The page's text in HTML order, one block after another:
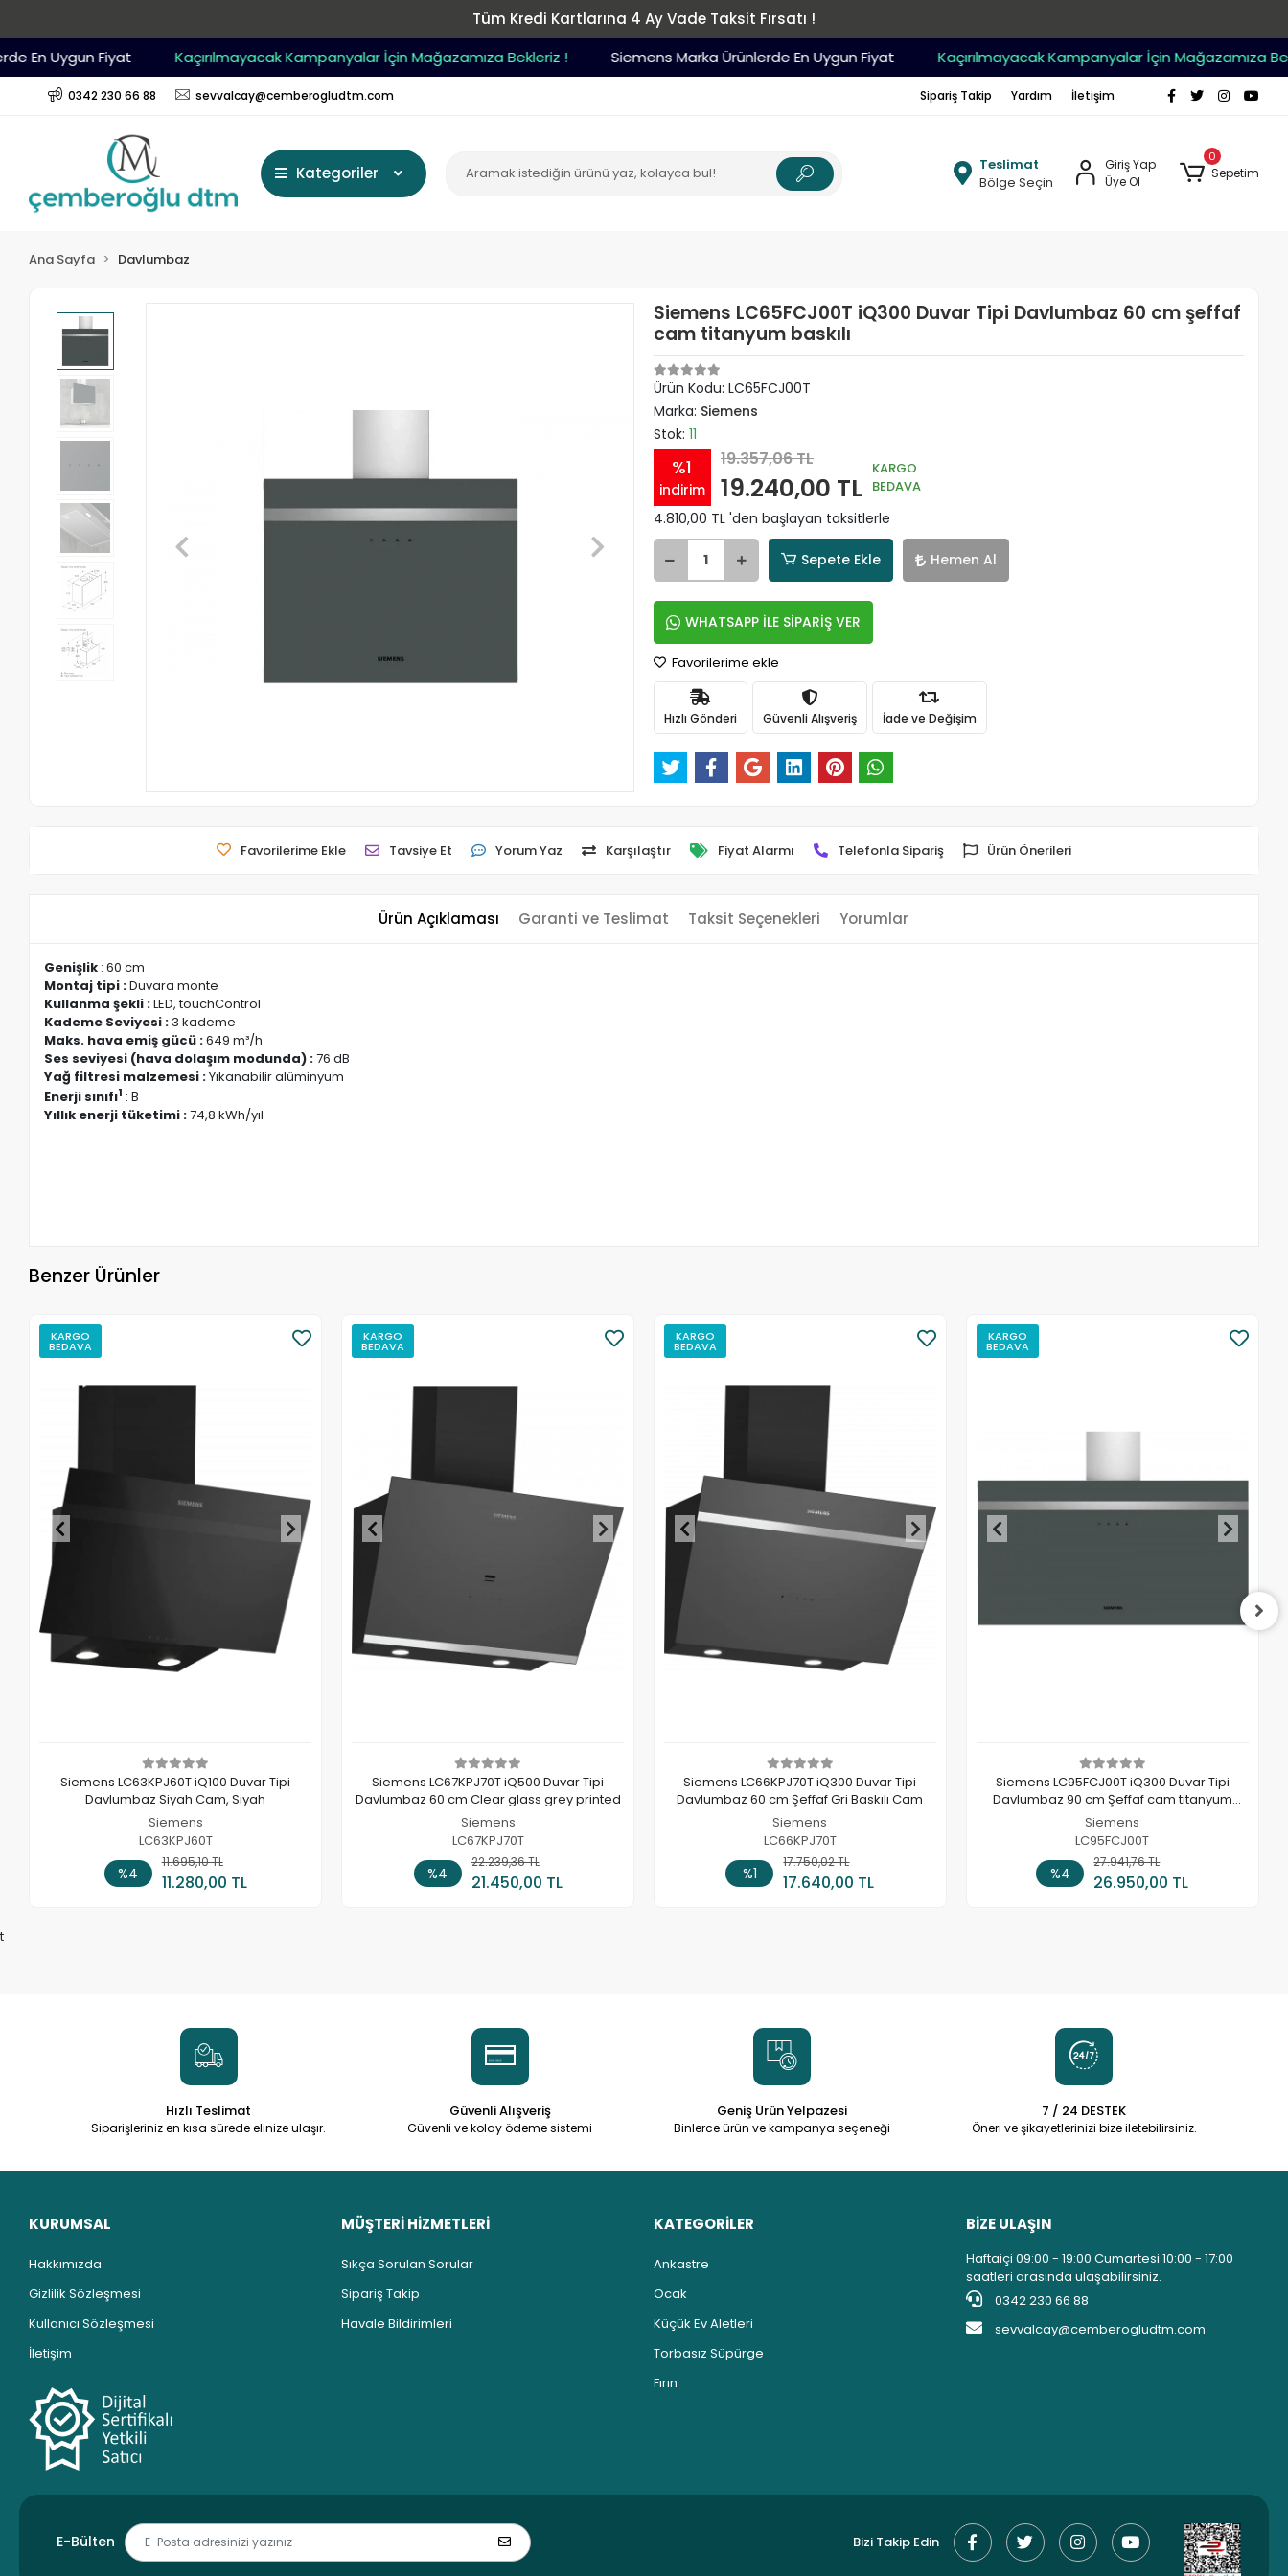
Tüm Kredi Kartlarına 4 Ay Vade Taksit Fırsatı !
En Uygun Fiyat
Kaçırılmayacak Kampanyalar İçin Mağazamıza Bekleriz ! Siemens Marka Ürünlerde En Uygun Fiyat Kaçırılmayacak Kampanyalar İçin Mağazamıza
0342 230 66 88 sevvalcay@cemberogludtm.com Sipariş Takip Yardım İletişim
Kategoriler
Teslimat
Bölge Seçin
Giriş Yap
Üye Ol
0
Sepetim
Ana Sayfa Davlumbaz
Siemens LC65FCJ00T iQ300 Duvar Tipi Davlumbaz 60 cm şeffaf
cam titanyum baskılı
Ürün Kodu: LC65FCJ00T
Marka: Siemens
Stok: 11
%1
indirim
19.357,06 TL
19.240,00 TL
KARGO
BEDAVA
4.810,00 TL 'den başlayan taksitlerle
Sepete Ekle Hemen Al
WHATSAPP İLE SİPARİŞ VER
Favorilerime ekle
Hızlı Gönderi Güvenli Alışveriş İade ve Değişim
Favorilerime Ekle Tavsiye Et Yorum Yaz Karşılaştır Fiyat Alarmı Telefonla Sipariş Ürün Önerileri
Ürün Açıklaması Garanti ve Teslimat Taksit Seçenekleri Yorumlar
Genişlik : 60 cm
Montaj tipi :Duvara monte
Kullanma şekli :LED, touchControl
Kademe Seviyesi :3 kademe
Maks. hava emiş gücü :649 m³/h
Ses seviyesi (hava dolaşım modunda) :76 dB
Yağ filtresi malzemesi :Yıkanabilir alüminyum
Enerji sınıfı1 : B
Yıllık enerji tüketimi :74,8 kWh/yıl
Benzer Ürünler
KARGO
BEDAVA
Siemens LC63KPJ60T iQ100 Duvar Tipi
Davlumbaz Siyah Cam, Siyah
Siemens
LC63KPJ60T
%4
11.695,10 TL
11.280,00 TL
Sepete Ekle
KARGO
BEDAVA Stokta Yok
Siemens LC67KPJ70T iQ500 Duvar Tipi
Davlumbaz 60 cm Clear glass grey printed
Siemens
LC67KPJ70T
%4
22.239,36 TL
21.450,00 TL
Stokta Yok
KARGO
BEDAVA
Siemens LC66KPJ70T iQ300 Duvar Tipi
Davlumbaz 60 cm Şeffaf Gri Baskılı Cam
Siemens
LC66KPJ70T
%1
17.750,02 TL
17.640,00 TL
Sepete Ekle
KARGO
BEDAVA
Siemens LC95FCJ00T iQ300 Duvar Tipi
Davlumbaz 90 cm Şeffaf cam titanyum
baskılı
Siemens
LC95FCJ00T
%4
27.941,76 TL
26.950,00 TL
Sepete Ekle
t
Hızlı Teslimat
Siparişleriniz en kısa sürede elinize ulaşır.
Güvenli Alışveriş
Güvenli ve kolay ödeme sistemi
Geniş Ürün Yelpazesi
Binlerce ürün ve kampanya seçeneği
7 / 24 DESTEK
Öneri ve şikayetlerinizi bize iletebilirsiniz.
KURUMSAL
Hakkımızda
Gizlilik Sözleşmesi
Kullanıcı Sözleşmesi
İletişim
MÜŞTERİ HİZMETLERİ
Sıkça Sorulan Sorular
Sipariş Takip
Havale Bildirimleri
KATEGORİLER
Ankastre
Ocak
Küçük Ev Aletleri
Torbasız Süpürge
Fırın
BİZE ULAŞIN
Haftaiçi 09:00 - 19:00 Cumartesi 10:00 - 17:00
saatleri arasında ulaşabilirsiniz.
0342 230 66 88
sevvalcay@cemberogludtm.com
E-Bülten Bizi Takip Edin